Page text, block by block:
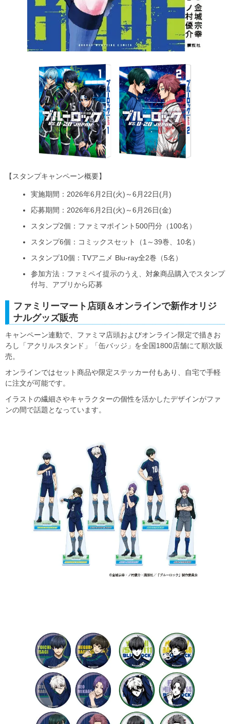
【スタンプキャンペーン概要】
実施期間：2026年6月2日(火)～6月22日(月)
応募期間：2026年6月2日(火)～6月26日(金)
スタンプ2個：ファミマポイント500円分（100名）
スタンプ6個：コミックスセット（1～39巻、10名）
スタンプ10個：TVアニメ Blu-ray全2巻（5名）
参加方法：ファミペイ提示のうえ、対象商品購入でスタンプ
付与、アプリから応募
ファミリーマート店頭＆オンラインで新作オリジ
ナルグッズ販売
キャンペーン連動で、ファミマ店頭およびオンライン限定で描きお
ろし「アクリルスタンド」「缶バッジ」を全国1800店舗にて順次販
売。
オンラインではセット商品や限定ステッカー付もあり、自宅で手軽
に注文が可能です。
イラストの繊細さやキャラクターの個性を活かしたデザインがファ
ンの間で話題となっています。